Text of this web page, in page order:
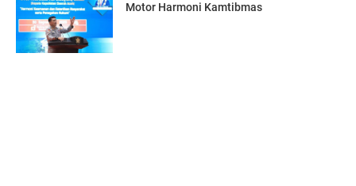
Motor Harmoni Kamtibmas